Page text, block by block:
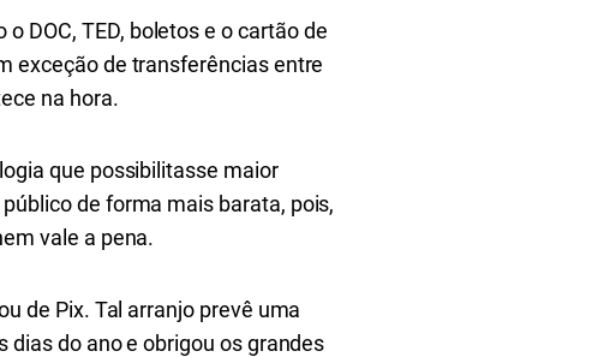
DOC, TED, boletos e o cartão de
exceção de transferências entre
na hora.
que possibilitasse maior
de forma mais barata, pois,
vale a pena.
de Pix. Tal arranjo prevê uma
do ano e obrigou os grandes